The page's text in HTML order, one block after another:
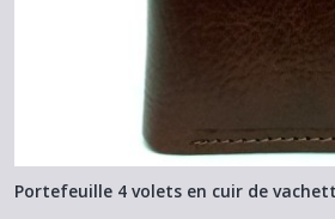
Portefeuille 4 volets en cuir de